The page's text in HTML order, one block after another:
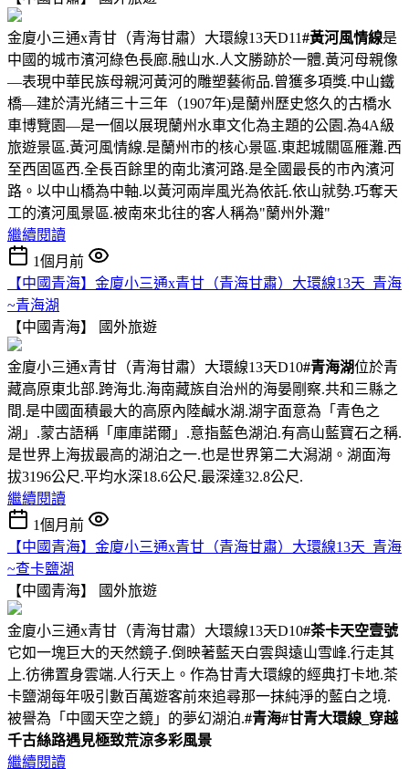
金廈小三通x青甘（青海甘肅）大環線13天D11#黃河風情線是
中國的城市濱河綠色長廊.融山水.人文勝跡於一體.黃河母親像
—表現中華民族母親河黃河的雕塑藝術品.曾獲多項獎.中山鐵
橋—建於清光緒三十三年（1907年)是蘭州歷史悠久的古橋水
車博覽園—是一個以展現蘭州水車文化為主題的公園.為4A級
旅遊景區.黃河風情線.是蘭州市的核心景區.東起城關區雁灘.西
至西固區西.全長百餘里的南北濱河路.是全國最長的市內濱河
路。以中山橋為中軸.以黃河兩岸風光為依託.依山就勢.巧奪天
工的濱河風景區.被南來北往的客人稱為"蘭州外灘"
繼續閱讀
1個月前
【中國青海】金廈小三通x青甘（青海甘肅）大環線13天_青海
~青海湖
【中國青海】
國外旅遊
金廈小三通x青甘（青海甘肅）大環線13天D10#青海湖位於青
藏高原東北部.跨海北.海南藏族自治州的海晏剛察.共和三縣之
間.是中國面積最大的高原內陸鹹水湖.湖字面意為「青色之
湖」.蒙古語稱「庫庫諾爾」.意指藍色湖泊.有高山藍寶石之稱.
是世界上海拔最高的湖泊之一.也是世界第二大潟湖。湖面海
拔3196公尺.平均水深18.6公尺.最深達32.8公尺.
繼續閱讀
1個月前
【中國青海】金廈小三通x青甘（青海甘肅）大環線13天_青海
~查卡鹽湖
【中國青海】
國外旅遊
金廈小三通x青甘（青海甘肅）大環線13天D10#茶卡天空壹號
它如一塊巨大的天然鏡子.倒映著藍天白雲與遠山雪峰.行走其
上.彷彿置身雲端.人行天上。作為甘青大環線的經典打卡地.茶
卡鹽湖每年吸引數百萬遊客前來追尋那一抹純淨的藍白之境.
被譽為「中國天空之鏡」的夢幻湖泊.#青海#甘青大環線_穿越
千古絲路遇見極致荒涼多彩風景
繼續閱讀